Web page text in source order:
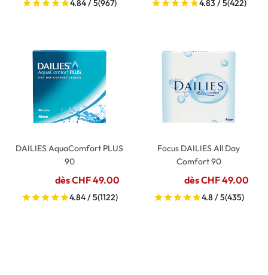
4.84 / 5(967) 4.83 / 5(422)
DAILIES AquaComfort PLUS
90
dès CHF 49.00
4.84 / 5(1122)
Focus DAILIES All Day
Comfort 90
dès CHF 49.00
4.8 / 5(435)